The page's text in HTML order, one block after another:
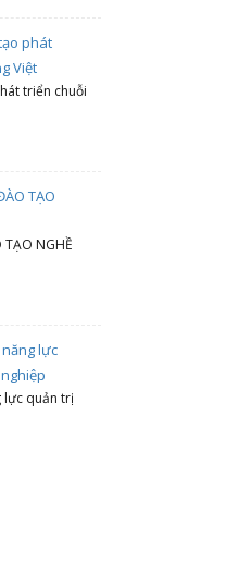
triển chuỗi
NGHỀ
lực quản trị